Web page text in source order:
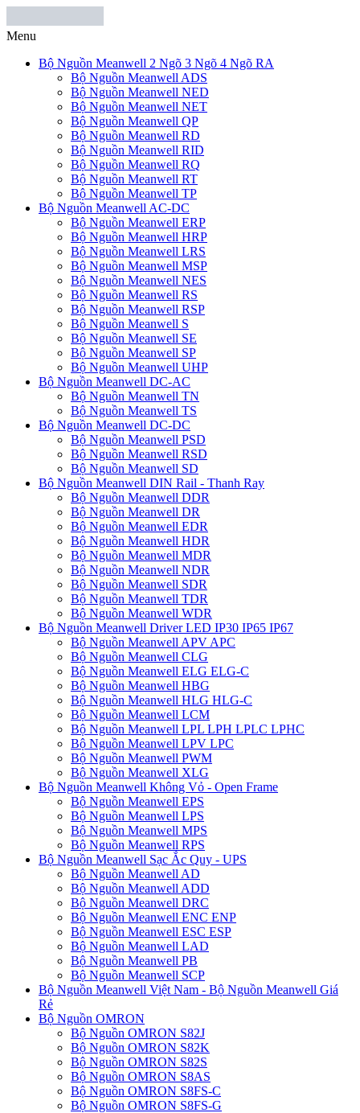
Menu
Bộ Nguồn Meanwell 2 Ngõ 3 Ngõ 4 Ngõ RA
Bộ Nguồn Meanwell ADS
Bộ Nguồn Meanwell NED
Bộ Nguồn Meanwell NET
Bộ Nguồn Meanwell QP
Bộ Nguồn Meanwell RD
Bộ Nguồn Meanwell RID
Bộ Nguồn Meanwell RQ
Bộ Nguồn Meanwell RT
Bộ Nguồn Meanwell TP
Bộ Nguồn Meanwell AC-DC
Bộ Nguồn Meanwell ERP
Bộ Nguồn Meanwell HRP
Bộ Nguồn Meanwell LRS
Bộ Nguồn Meanwell MSP
Bộ Nguồn Meanwell NES
Bộ Nguồn Meanwell RS
Bộ Nguồn Meanwell RSP
Bộ Nguồn Meanwell S
Bộ Nguồn Meanwell SE
Bộ Nguồn Meanwell SP
Bộ Nguồn Meanwell UHP
Bộ Nguồn Meanwell DC-AC
Bộ Nguồn Meanwell TN
Bộ Nguồn Meanwell TS
Bộ Nguồn Meanwell DC-DC
Bộ Nguồn Meanwell PSD
Bộ Nguồn Meanwell RSD
Bộ Nguồn Meanwell SD
Bộ Nguồn Meanwell DIN Rail - Thanh Ray
Bộ Nguồn Meanwell DDR
Bộ Nguồn Meanwell DR
Bộ Nguồn Meanwell EDR
Bộ Nguồn Meanwell HDR
Bộ Nguồn Meanwell MDR
Bộ Nguồn Meanwell NDR
Bộ Nguồn Meanwell SDR
Bộ Nguồn Meanwell TDR
Bộ Nguồn Meanwell WDR
Bộ Nguồn Meanwell Driver LED IP30 IP65 IP67
Bộ Nguồn Meanwell APV APC
Bộ Nguồn Meanwell CLG
Bộ Nguồn Meanwell ELG ELG-C
Bộ Nguồn Meanwell HBG
Bộ Nguồn Meanwell HLG HLG-C
Bộ Nguồn Meanwell LCM
Bộ Nguồn Meanwell LPL LPH LPLC LPHC
Bộ Nguồn Meanwell LPV LPC
Bộ Nguồn Meanwell PWM
Bộ Nguồn Meanwell XLG
Bộ Nguồn Meanwell Không Vỏ - Open Frame
Bộ Nguồn Meanwell EPS
Bộ Nguồn Meanwell LPS
Bộ Nguồn Meanwell MPS
Bộ Nguồn Meanwell RPS
Bộ Nguồn Meanwell Sạc Ắc Quy - UPS
Bộ Nguồn Meanwell AD
Bộ Nguồn Meanwell ADD
Bộ Nguồn Meanwell DRC
Bộ Nguồn Meanwell ENC ENP
Bộ Nguồn Meanwell ESC ESP
Bộ Nguồn Meanwell LAD
Bộ Nguồn Meanwell PB
Bộ Nguồn Meanwell SCP
Bộ Nguồn Meanwell Việt Nam - Bộ Nguồn Meanwell Giá
Rẻ
Bộ Nguồn OMRON
Bộ Nguồn OMRON S82J
Bộ Nguồn OMRON S82K
Bộ Nguồn OMRON S82S
Bộ Nguồn OMRON S8AS
Bộ Nguồn OMRON S8FS-C
Bộ Nguồn OMRON S8FS-G